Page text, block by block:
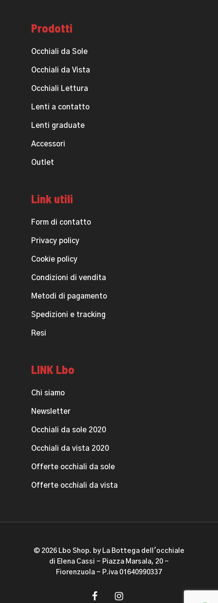
Prodotti
Occhiali da Sole
Occhiali da Vista
Occhiali Lettura
Lenti a contatto
Lenti graduate
Accessori
Outlet
Link utili
Form di contatto
Privacy policy
Cookie policy
Condizioni di vendita
Metodi di pagamento
Spedizioni e tracking
Resi
LINK Lbo
Chi siamo
Newsletter
Occhiali da sole 2020
Occhiali da vista 2020
Offerte occhiali da sole
Offerte occhiali da vista
© 2026 Lbo Shop. by La Bottega dell'occhiale
di Elena Cassi - Piazza Marsala, 20 -
Fiorenzuola - P.iva 01640990337
facebookinstagram